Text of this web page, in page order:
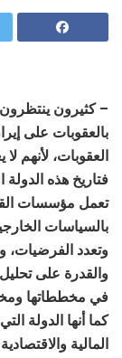
– كثيرون ينتظرون
بالعقوبات على
العقوبات، لأنهم
فتاريخ هذه
تعمل مؤسسات
بالسياسات
وتعدد الفرضيات،
والقدرة على
في مخططاتها
كما أنها الدولة
المالية